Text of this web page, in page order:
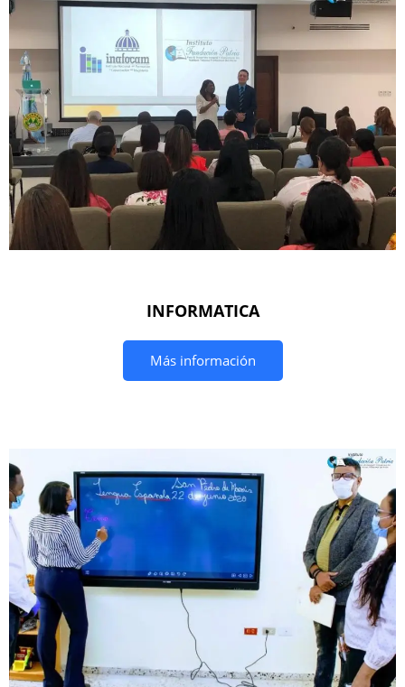
INFORMATICA
Más información